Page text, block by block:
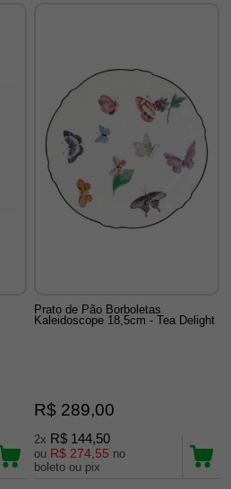
Prato de Pão Borboletas
Kaleidoscope 18,5cm - Tea Delight
R$ 289,00
2x R$ 144,50
ou R$ 274,55 no
boleto ou pix